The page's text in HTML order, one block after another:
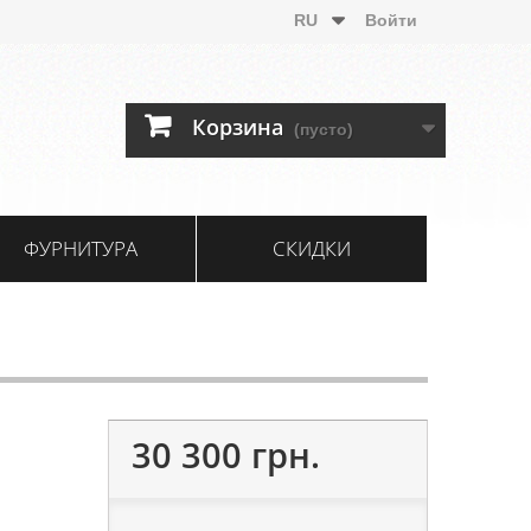
Войти
RU
Корзина (пусто)
ФУРНИТУРА СКИДКИ
30 300 грн.